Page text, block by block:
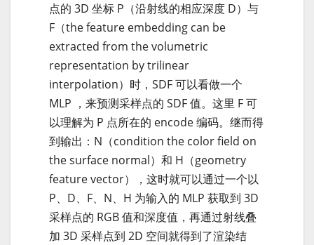
点的 3D 坐标 P（沿射线的相应深度 D）与
F（the feature embedding can be
extracted from the volumetric
representation by trilinear
interpolation）时，SDF 可以看做一个
MLP ，来预测采样点的 SDF 值。这里 F 可
以理解为 P 点所在的 encode 编码。继而得
到输出：N（condition the color field on
the surface normal）和 H（geometry
feature vector），这时就可以通过一个以
P、D、F、N、H 为输入的 MLP 获取到 3D
采样点的 RGB 值和深度值，再通过射线叠
加 3D 采样点到 2D 空间就得到了渲染结